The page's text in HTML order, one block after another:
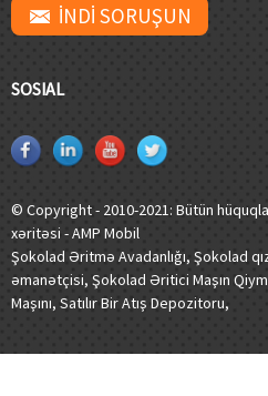
İNDİ SORUŞUN
SOSIAL
© Copyright - 2010-2021: Bütün
xəritəsi -AMP Mobil
Şokolad Əritmə Avadanlığı, Şokolad
əmanətçisi, Şokolad Əritici Maşın
Maşını, Satılır Bir Atış Depozitoru,